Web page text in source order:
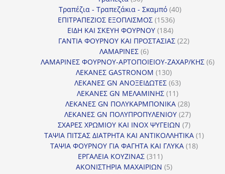
προϊόντα
Τραπέζια - Τραπεζάκια - Σκαμπό 4040
ΕΠΙΤΡΑΠΕΖΙΟΣ ΕΞΟΠΛΙΣΜΟΣ 15361536
προϊόντα
ΕΙΔΗ ΚΑΙ ΣΚΕΥΗ ΦΟΥΡΝΟΥ 184184
προϊόντα
ΓΑΝΤΙΑ ΦΟΥΡΝΟΥ ΚΑΙ ΠΡΟΣΤΑΣΙΑΣ 2222
ΛΑΜΑΡΙΝΕΣ 66
προϊόντα
ΛΑΜΑΡΙΝΕΣ ΦΟΥΡΝΟΥ-ΑΡΤΟΠΟΙΕΙΟΥ-ΖΑΧΑΡ/ΚΗΣ 66
ΛΕΚΑΝΕΣ GASTRONOM 130130
προϊόντα
ΛΕΚΑΝΕΣ GN ΑΝΟΞΕΙΔΩΤΕΣ 6363
ΛΕΚΑΝΕΣ GN ΜΕΛΑΜΙΝΗΣ 1111
προϊόντα
ΛΕΚΑΝΕΣ GN ΠΟΛΥΚΑΡΜΠΟΝΙΚΑ 2828
προϊόντα
ΛΕΚΑΝΕΣ GN ΠΟΛΥΠΡΟΠΥΛΕΝΙΟΥ 2727
προϊόντα
ΣΧΑΡΕΣ ΧΡΩΜΙΟΥ ΚΑΙ INOX ΨΥΓΕΙΩΝ 77
προϊόντα
ΤΑΨΙΑ ΠΙΤΣΑΣ ΔΙΑΤΡΗΤΑ ΚΑΙ ΑΝΤΙΚΟΛΛΗΤΙΚΑ 11
ΤΑΨΙΑ ΦΟΥΡΝΟΥ ΓΙΑ ΦΑΓΗΤΑ ΚΑΙ ΓΛΥΚΑ 1818
ΕΡΓΑΛΕΙΑ ΚΟΥΖΙΝΑΣ 311311
προϊόντα
ΑΚΟΝΙΣΤΗΡΙΑ ΜΑΧΑΙΡΙΩΝ 55